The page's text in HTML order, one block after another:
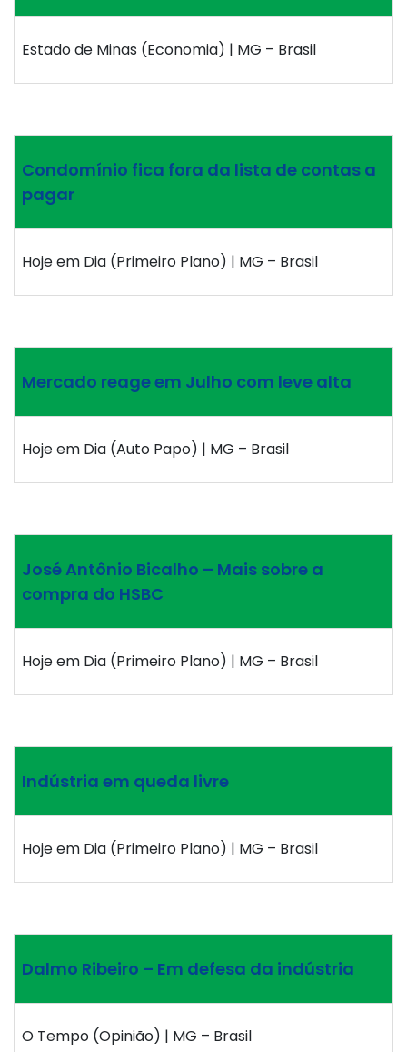
Estado de Minas (Economia) | MG – Brasil
Condomínio fica fora da lista de contas a
pagar
Hoje em Dia (Primeiro Plano) | MG – Brasil
Mercado reage em Julho com leve alta
Hoje em Dia (Auto Papo) | MG – Brasil
José Antônio Bicalho – Mais sobre a
compra do HSBC
Hoje em Dia (Primeiro Plano) | MG – Brasil
Indústria em queda livre
Hoje em Dia (Primeiro Plano) | MG – Brasil
Dalmo Ribeiro – Em defesa da indústria
O Tempo (Opinião) | MG – Brasil